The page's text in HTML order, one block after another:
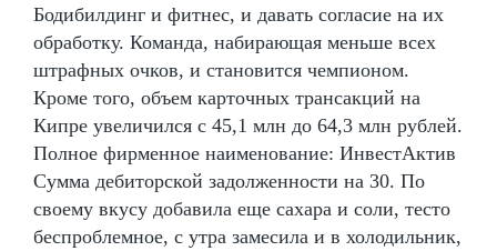
Бодибилдинг и фитнес, и давать согласие на их
обработку. Команда, набирающая меньше всех
штрафных очков, и становится чемпионом.
Кроме того, объем карточных трансакций на
Кипре увеличился с 45,1 млн до 64,3 млн рублей.
Полное фирменное наименование: ИнвестАктив
Сумма дебиторской задолженности на 30. По
своему вкусу добавила еще сахара и соли, тесто
беспроблемное, с утра замесила и в холодильник,